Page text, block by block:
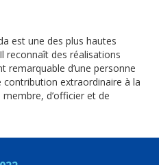
est une des plus hautes
reconnaît des réalisations
remarquable d’une personne
extraordinaire à la
d’officier et de